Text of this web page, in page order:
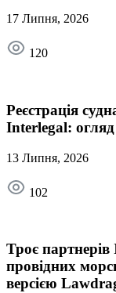
17 Липня, 2026
120
Реєстрація
Interlegal:
13 Липня, 2026
102
Троє партнерів
провідних
версією